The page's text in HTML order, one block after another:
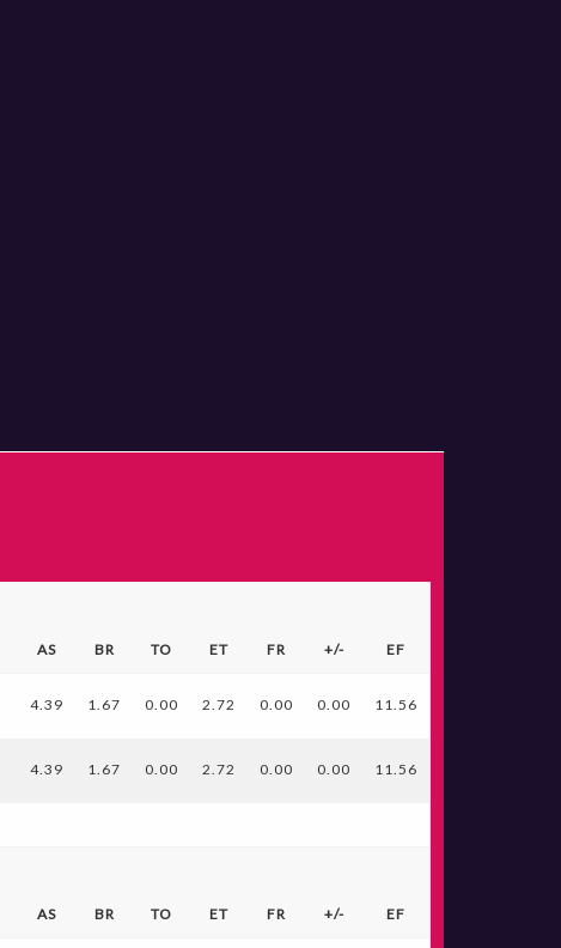
AS BR TO ET FR +/- EF
4.39 1.67 0.00 2.72 0.00 0.00 11.56
4.39 1.67 0.00 2.72 0.00 0.00 11.56
AS BR TO ET FR +/- EF